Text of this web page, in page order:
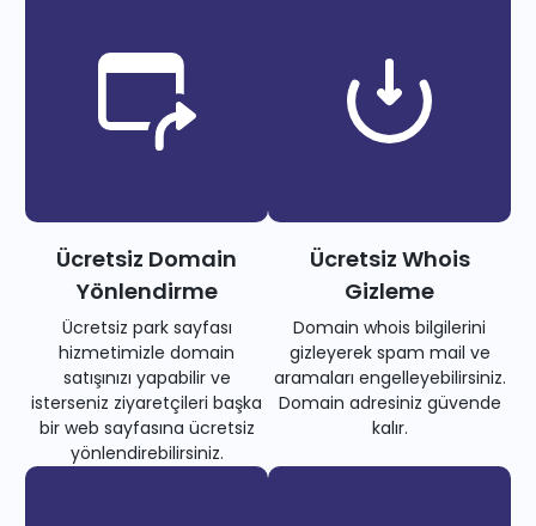
Ücretsiz Domain
Yönlendirme
Ücretsiz park sayfası
hizmetimizle domain
satışınızı yapabilir ve
isterseniz ziyaretçileri başka
bir web sayfasına ücretsiz
yönlendirebilirsiniz.
Ücretsiz Whois
Gizleme
Domain whois bilgilerini
gizleyerek spam mail ve
aramaları engelleyebilirsiniz.
Domain adresiniz güvende
kalır.